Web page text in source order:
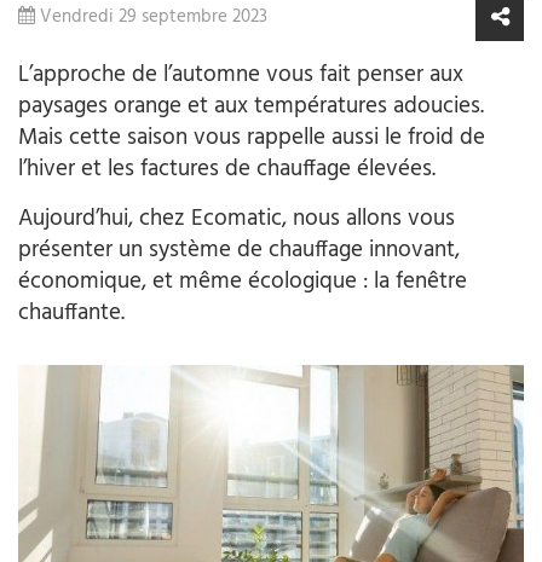
Vendredi 29 septembre 2023
L’approche de l’automne vous fait penser aux
paysages orange et aux températures adoucies.
Mais cette saison vous rappelle aussi le froid de
l’hiver et les factures de chauffage élevées.
Aujourd’hui, chez Ecomatic, nous allons vous
présenter un système de chauffage innovant,
économique, et même écologique : la fenêtre
chauffante.